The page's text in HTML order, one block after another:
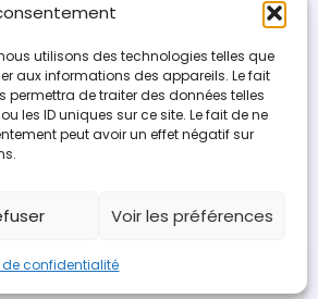
utilisons des technologies telles que
aux informations des appareils. Le fait
de traiter des données telles
les ID uniques sur ce site. Le fait de ne
peut avoir un effet négatif sur
Voir les préférences
confidentialité
instagram
twitter